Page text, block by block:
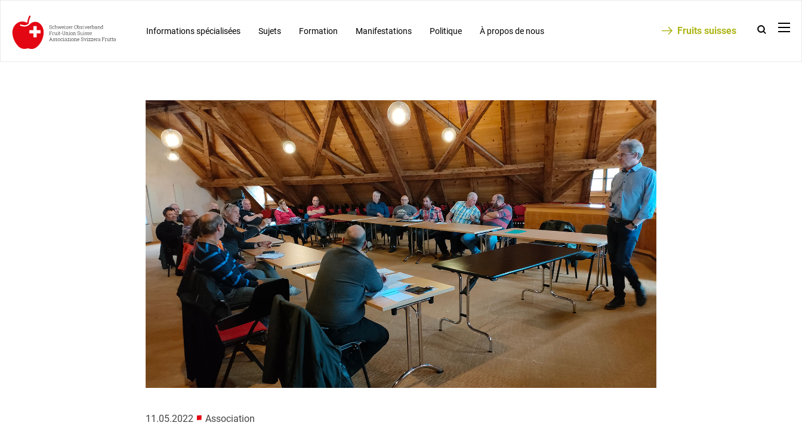
Informations spécialisées Sujets Formation Manifestations Politique À propos de nous Fruits suisses
11.05.2022 ■ Association